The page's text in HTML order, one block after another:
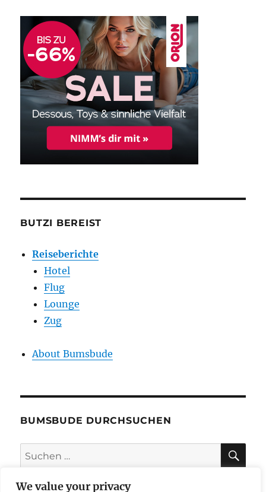
We value your privacy
BUTZI BEREIST
Reiseberichte
Hotel
Flug
Lounge
Zug
About Bumsbude
BUMSBUDE DURCHSUCHEN
Suche
nach: